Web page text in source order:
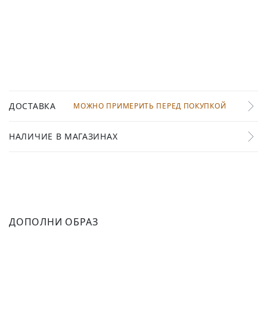
ДОСТАВКА МОЖНО ПРИМЕРИТЬ ПЕРЕД ПОКУПКОЙ
НАЛИЧИЕ В МАГАЗИНАХ
ДОПОЛНИ ОБРАЗ